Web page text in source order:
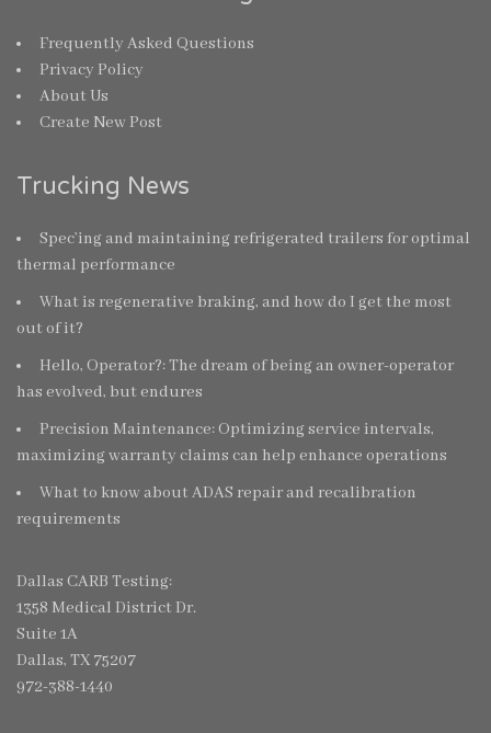
Frequently Asked Questions
Privacy Policy
About Us
Create New Post
Trucking News
Spec’ing and maintaining refrigerated trailers for optimal
thermal performance
What is regenerative braking, and how do I get the most
out of it?
Hello, Operator?: The dream of being an owner-operator
has evolved, but endures
Precision Maintenance: Optimizing service intervals,
maximizing warranty claims can help enhance operations
What to know about ADAS repair and recalibration
requirements
Dallas CARB Testing:
1358 Medical District Dr.
Suite 1A
Dallas, TX 75207
972-388-1440